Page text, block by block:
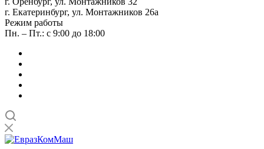
г. Екатеринбург, ул. Монтажников 26а
Режим работы
Пн. – Пт.: с 9:00 до 18:00